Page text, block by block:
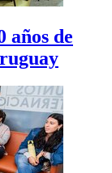
años de